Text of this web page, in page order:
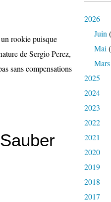
rookie puisque
de Sergio Perez,
sans compensations
2026
Juin
Mai
Mars
2025
2024
2023
2022
2021
2020
2019
2018
2017